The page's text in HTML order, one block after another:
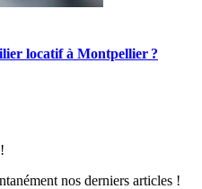
locatif à Montpellier ?
nos derniers articles !